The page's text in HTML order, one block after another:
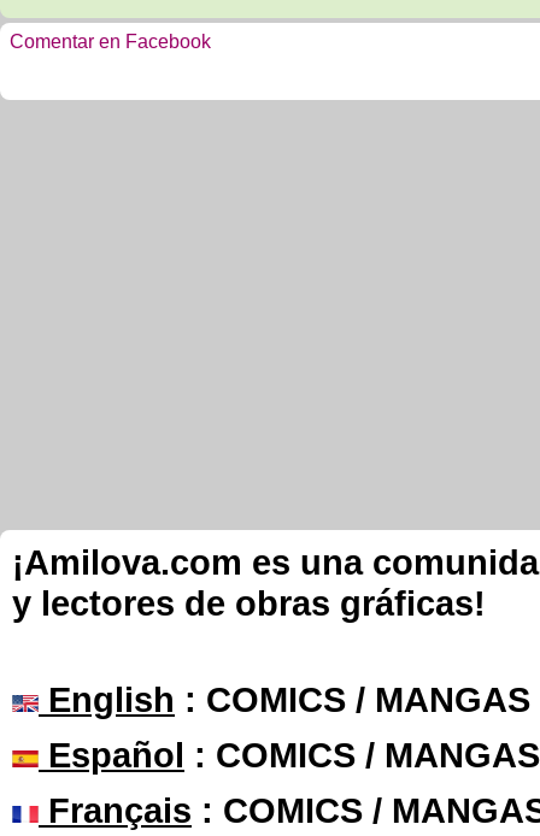
Comentar en Facebook
¡Amilova.com es una
y lectores de obras gráficas!
English : COMICS /
Español : COMICS /
Français : COMICS /